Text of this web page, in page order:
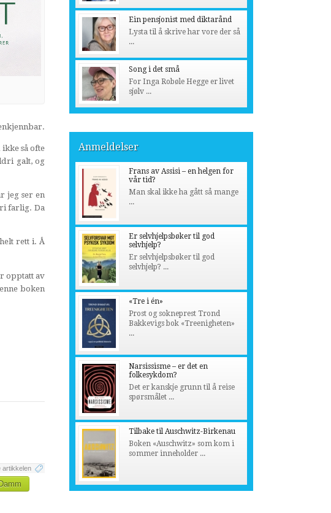
så ofte
galt, og
jeg ser en
farlig. Da
rett i. Å
opptatt av
boken
artikkelen
Ein pensjonist med diktarånd
Lysta til å skrive har vore der så
...
Song i det små
For Inga Robøle Hegge er livet
sjølv ...
Anmeldelser
Frans av Assisi – en helgen for
vår tid?
Man skal ikke ha gått så mange
...
Er selvhjelpsbøker til god
selvhjelp?
Er selvhjelpsbøker til god
selvhjelp? ...
«Tre i én»
Prost og sokneprest Trond
Bakkevigs bok «Treenigheten»
...
Narsissisme – er det en
folkesykdom?
Det er kanskje grunn til å reise
spørsmålet ...
Tilbake til Auschwitz-Birkenau
Boken «Auschwitz» som kom i
sommer inneholder ...